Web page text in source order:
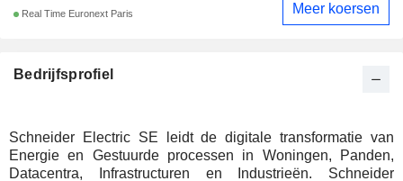
Bedrijfsprofiel
Schneider Electric SE leidt de digitale transformatie van
Energie en Gestuurde processen in Woningen, Panden,
Datacentra, Infrastructuren en Industrieën. Schneider
Real Time Euronext Paris Meer koersen